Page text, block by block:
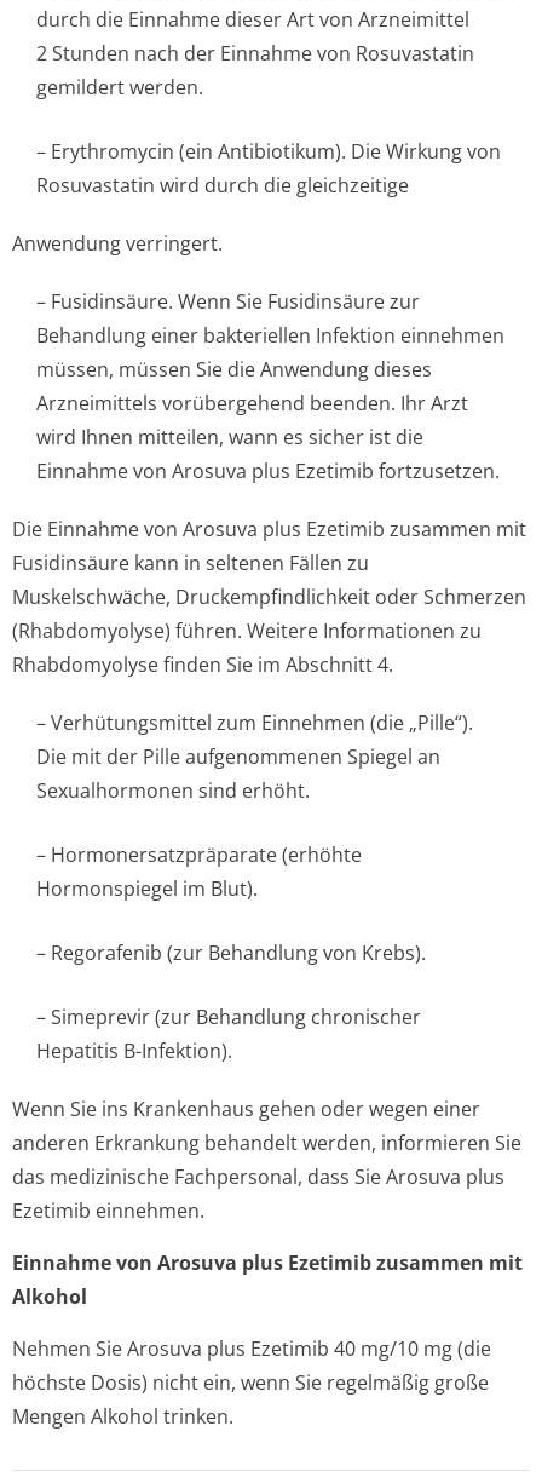
durch die Einnahme dieser Art von Arzneimittel
2 Stunden nach der Einnahme von Rosuvastatin
gemildert werden.
– Erythromycin (ein Antibiotikum). Die Wirkung von
Rosuvastatin wird durch die gleichzeitige
Anwendung verringert.
– Fusidinsäure. Wenn Sie Fusidinsäure zur
Behandlung einer bakteriellen Infektion einnehmen
müssen, müssen Sie die Anwendung dieses
Arzneimittels vorübergehend beenden. Ihr Arzt
wird Ihnen mitteilen, wann es sicher ist die
Einnahme von Arosuva plus Ezetimib fortzusetzen.
Die Einnahme von Arosuva plus Ezetimib zusammen mit
Fusidinsäure kann in seltenen Fällen zu
Muskelschwäche, Druckempfindlichke­it oder Schmerzen
(Rhabdomyolyse) führen. Weitere Informationen zu
Rhabdomyolyse finden Sie im Abschnitt 4.
– Verhütungsmittel zum Einnehmen (die „Pille“).
Die mit der Pille aufgenommenen Spiegel an
Sexualhormonen sind erhöht.
– Hormonersatzpräpa­rate (erhöhte
Hormonspiegel im Blut).
– Regorafenib (zur Behandlung von Krebs).
– Simeprevir (zur Behandlung chronischer
Hepatitis B-Infektion).
Wenn Sie ins Krankenhaus gehen oder wegen einer
anderen Erkrankung behandelt werden, informieren Sie
das medizinische Fachpersonal, dass Sie Arosuva plus
Ezetimib einnehmen.
Einnahme von Arosuva plus Ezetimib zusammen mit
Alkohol
Nehmen Sie Arosuva plus Ezetimib 40 mg/10 mg (die
höchste Dosis) nicht ein, wenn Sie regelmäßig große
Mengen Alkohol trinken.